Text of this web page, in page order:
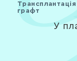
графт
У